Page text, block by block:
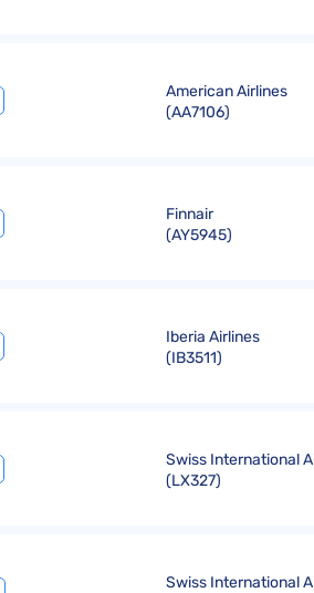
American Airlines
(AA7106)
Finnair
(AY5945)
Iberia Airlines
(IB3511)
Swiss International
(LX327)
Swiss International